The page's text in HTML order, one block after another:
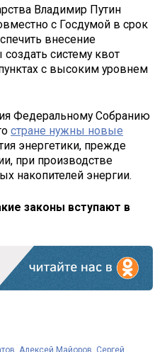
Владимир Путин
с Госдумой в срок
внесение
систему квот
с высоким уровнем
Федеральному Собранию
стране нужны новые
энергетики, прежде
при производстве
накопителей энергии.
законы вступают в
Алексей Майоров Сергей